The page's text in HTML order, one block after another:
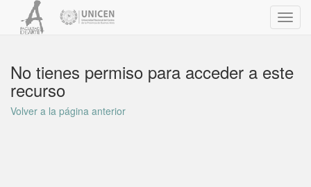
No tienes permiso para acceder a este
recurso
Volver a la página anterior